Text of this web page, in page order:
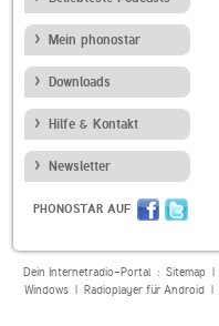
Mein phonostar
Downloads
Hilfe & Kontakt
Newsletter
PHONOSTAR AUF
Dein Internetradio-Portal : Sitemap|
Windows| Radioplayer für Android|